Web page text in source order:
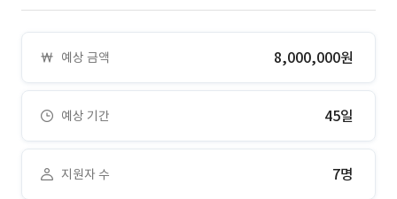
예상 금액 8,000,000원
예상 기간 45일
지원자 수 7명